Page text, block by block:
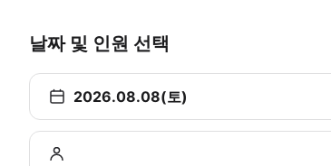
날짜 및 인원 선택
2026.08.08(토)